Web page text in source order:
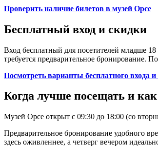
Проверить наличие билетов в музей Орсе
Бесплатный вход и скидки
Вход бесплатный для посетителей младше
требуется предварительное бронирование.
Посмотреть варианты бесплатного входа и
Когда лучше посещать и как
Музей Орсе открыт с 09:30 до 18:00 (со
Предварительное бронирование удобного
здесь оживленнее, а четверг вечером